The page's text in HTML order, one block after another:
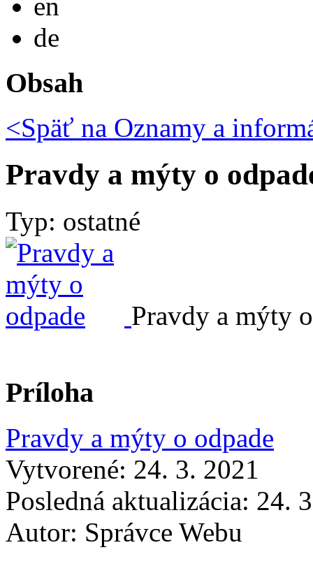
de
Obsah
<Späť na Oznamy a
Pravdy a mýty o
Typ: ostatné
Pravdy a mýty
Príloha
Pravdy a mýty o odpade
Vytvorené: 24. 3. 2021
Posledná aktualizácia: 24.
Autor: Správce Webu